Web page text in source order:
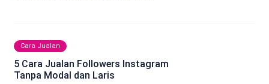
Cara Jualan
5 Cara Jualan Followers Instagram
Tanpa Modal dan Laris